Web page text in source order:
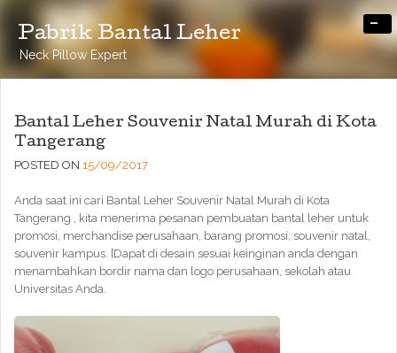
Pabrik Bantal Leher
Neck Pillow Expert
-
Bantal Leher Souvenir Natal Murah di Kota
Tangerang
POSTED ON 15/09/2017
Anda saat ini cari Bantal Leher Souvenir Natal Murah di Kota
Tangerang , kita menerima pesanan pembuatan bantal leher untuk
promosi, merchandise perusahaan, barang promosi, souvenir natal,
souvenir kampus. [Dapat di desain sesuai keinginan anda dengan
menambahkan bordir nama dan logo perusahaan, sekolah atau
Universitas Anda.